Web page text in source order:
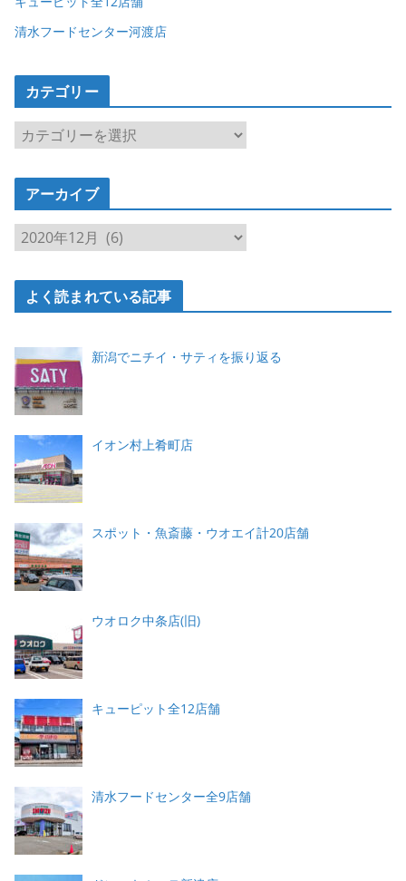
清水フードセンター河渡店
カテゴリー
カ
テ
ゴ
ー
アーカイブ
ア
ー
カ
よく読まれている記事
新潟でニチイ・サティを振り返る
イオン村上肴町店
スポット・魚斎藤・ウオエイ計20店舗
ウオロク中条店(旧)
キューピット全12店舗
清水フードセンター全9店舗